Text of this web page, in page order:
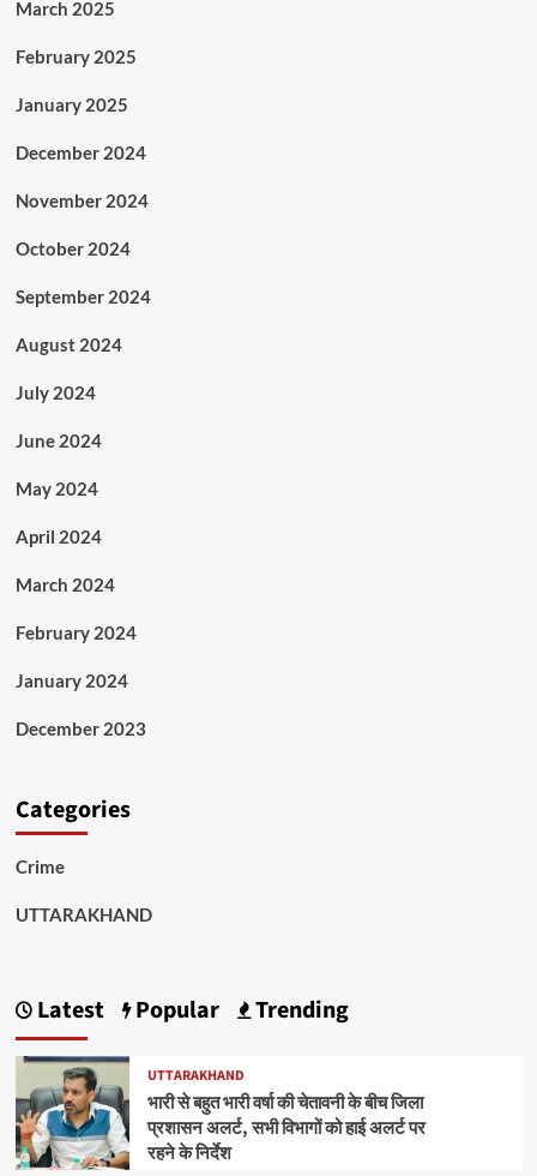
March 2025
February 2025
January 2025
December 2024
November 2024
October 2024
September 2024
August 2024
July 2024
June 2024
May 2024
April 2024
March 2024
February 2024
January 2024
December 2023
Categories
Crime
UTTARAKHAND
Latest Popular Trending
UTTARAKHAND
भारी से बहुत भारी वर्षा की चेतावनी के बीच जिला
प्रशासन अलर्ट, सभी विभागों को हाई अलर्ट पर
रहने के निर्देश